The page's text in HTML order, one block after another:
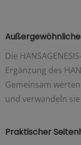
Die
Ergänzung des
Gemeinsam
und verwandeln
Praktischer